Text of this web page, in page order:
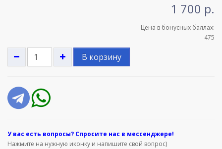
1 700 р.
Цена в бонусных баллах:
475
В корзину
У вас есть вопросы? Спросите нас в мессенджере!
Нажмите на нужную иконку и напишите свой вопрос)